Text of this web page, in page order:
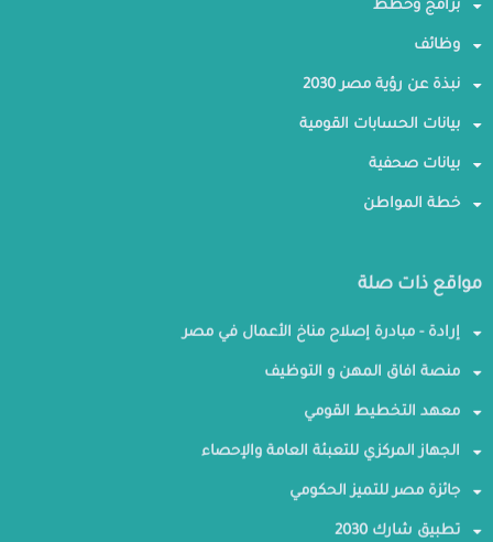
برامج وخطط
وظائف
نبذة عن رؤية مصر 2030
بيانات الحسابات القومية
بيانات صحفية
خطة المواطن
مواقع ذات صلة
إرادة - مبادرة إصلاح مناخ الأعمال في مصر
منصة افاق المهن و التوظيف
معهد التخطيط القومي
الجهاز المركزي للتعبئة العامة والإحصاء
جائزة مصر للتميز الحكومي
تطبيق شارك 2030